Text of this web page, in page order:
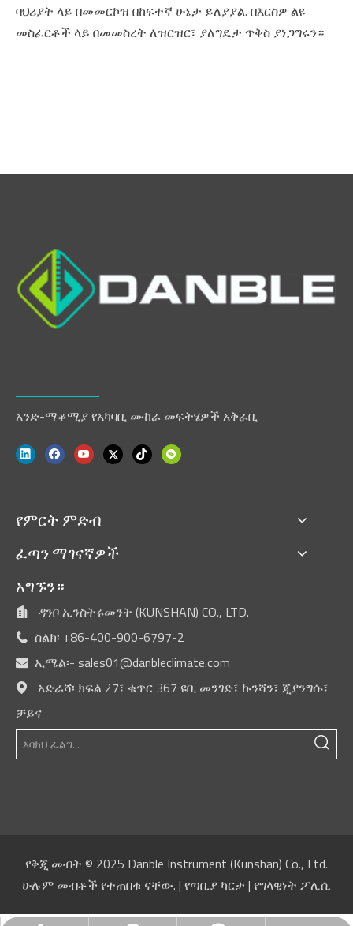
ባህሪያት ላይ በመመርኮዝ በከፍተኛ ሁኔታ ይለያያል. በእርስዎ ልዩ
መስፈርቶች ላይ በመመስረት ለዝርዝር፣ ያለግዴታ ጥቅስ ያነጋግሩን።
አንድ-ማቆሚያ የአካባቢ ሙከራ መፍትሄዎች አቅራቢ
የምርት ምድብ
ፈጣን ማገናኛዎች
አግኙን።
 ዳንቦ ኢንስትሩመንት (KUNSHAN) CO., LTD.
 ስልክ፡ +86-400-900-6797-2
 ኢሜል፡- sales01@danbleclimate.com

አድራሻ፡ ክፍል 27፣ ቁጥር 367 ዩቢ መንገድ፣ ኩንሻን፣ ጂያንግሱ፣
ቻይና
የቅጂ መብት © 2025 Danble Instrument (Kunshan) Co., Ltd.
ሁሉም መብቶች የተጠበቁ ናቸው. | የጣቢያ ካርታ | የግላዊነት ፖሊሲ